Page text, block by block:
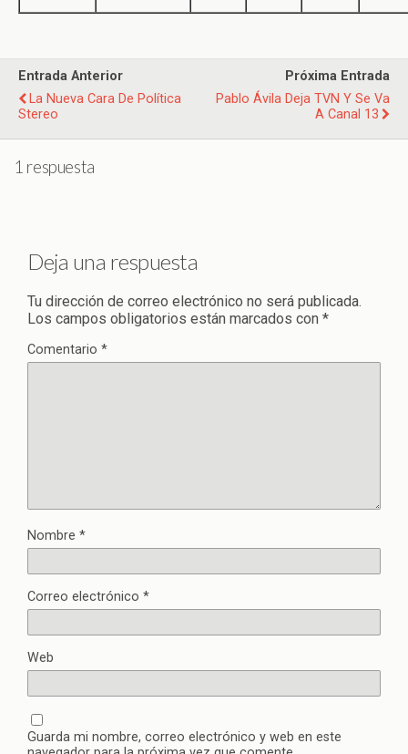
Entrada Anterior
La Nueva Cara De Política
Stereo
Próxima Entrada
Pablo Ávila Deja TVN Y Se Va
A Canal 13
1 respuesta
Deja una respuesta
Tu dirección de correo electrónico no será publicada.
Los campos obligatorios están marcados con *
Comentario *
Nombre *
Correo electrónico *
Web
Guarda mi nombre, correo electrónico y web en este